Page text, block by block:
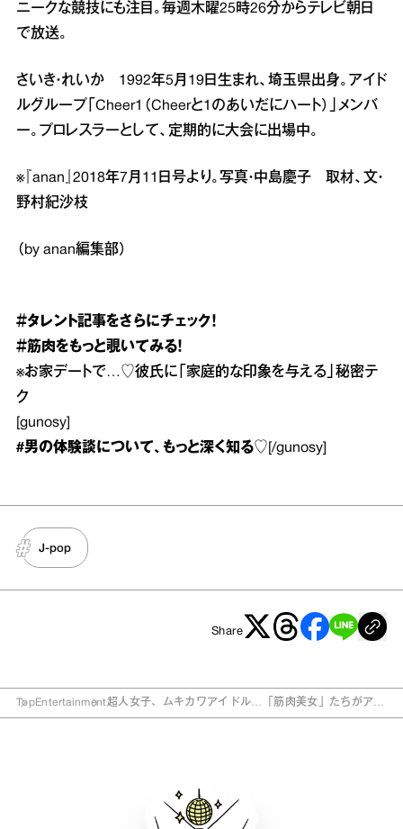
ニークな競技にも注目。毎週木曜25時26分からテレビ朝日
で放送。
さいき・れいか 1992年5月19日生まれ、埼玉県出身。アイド
ルグループ「Cheer1（Cheerと1のあいだにハート）」メンバ
ー。プロレスラーとして、定期的に大会に出場中。
※『anan』2018年7月11日号より。写真・中島慶子 取材、文・
野村紀沙枝
（by anan編集部）
＃タレント記事をさらにチェック！
＃筋肉 をもっと覗いてみる！
※お家デートで…♡彼氏に「家庭的な印象を与える」秘密テ
ク
[gunosy]
#男の体験談について、もっと深く知る♡ [/gunosy]
J-pop
Share
TopEntertainment超人女子、ムキカワアイドル…「筋肉美女」たちがアツ